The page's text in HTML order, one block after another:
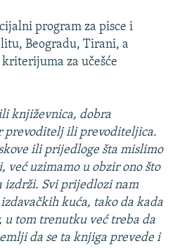
program za pisce i
Beogradu, Tirani, a
za učešće
književnica, dobra
prevoditelj ili prevoditeljica.
ili prijedloge šta mislimo
već uzimamo u obzir ono što
izdrži. Svi prijedlozi nam
kuća, tako da kada
u tom trenutku već treba da
da se ta knjiga prevede i